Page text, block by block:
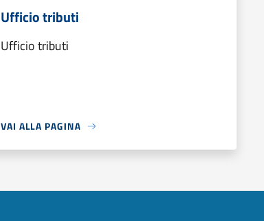
Ufficio tributi
Ufficio tributi
VAI ALLA PAGINA